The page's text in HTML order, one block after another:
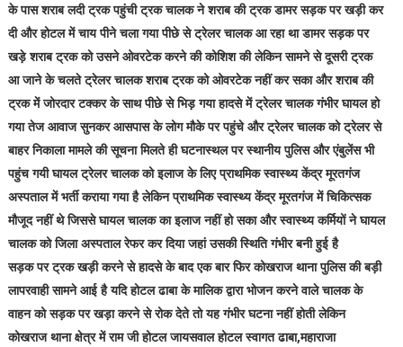
के पास शराब लदी ट्रक पहुंची ट्रक चालक ने शराब की ट्रक डामर सड़क पर खड़ी कर
दी और होटल में चाय पीने चला गया पीछे से ट्रेलर चालक आ रहा था डामर सड़क पर
खड़े शराब ट्रक को उसने ओवरटेक करने की कोशिश की लेकिन सामने से दूसरी ट्रक
आ जाने के चलते ट्रेलर चालक शराब ट्रक को ओवरटेक नहीं कर सका और शराब की
ट्रक में जोरदार टक्कर के साथ पीछे से भिड़ गया हादसे में ट्रेलर चालक गंभीर घायल हो
गया तेज आवाज सुनकर आसपास के लोग मौके पर पहुंचे और ट्रेलर चालक को ट्रेलर से
बाहर निकाला मामले की सूचना मिलते ही घटनास्थल पर स्थानीय पुलिस और एंबुलेंस भी
पहुंच गयी घायल ट्रेलर चालक को इलाज के लिए प्राथमिक स्वास्थ्य केंद्र मूरतगंज
अस्पताल में भर्ती कराया गया है लेकिन प्राथमिक स्वास्थ्य केंद्र मूरतगंज में चिकित्सक
मौजूद नहीं थे जिससे घायल चालक का इलाज नहीं हो सका और स्वास्थ्य कर्मियों ने घायल
चालक को जिला अस्पताल रेफर कर दिया जहां उसकी स्थिति गंभीर बनी हुई है
सड़क पर ट्रक खड़ी करने से हादसे के बाद एक बार फिर कोखराज थाना पुलिस की बड़ी
लापरवाही सामने आई है यदि होटल ढाबा के मालिक द्वारा भोजन करने वाले चालक के
वाहन को सड़क पर खड़ा करने से रोक देते तो यह गंभीर घटना नहीं होती लेकिन
कोखराज थाना क्षेत्र में राम जी होटल जायसवाल होटल स्वागत ढाबा,महाराजा